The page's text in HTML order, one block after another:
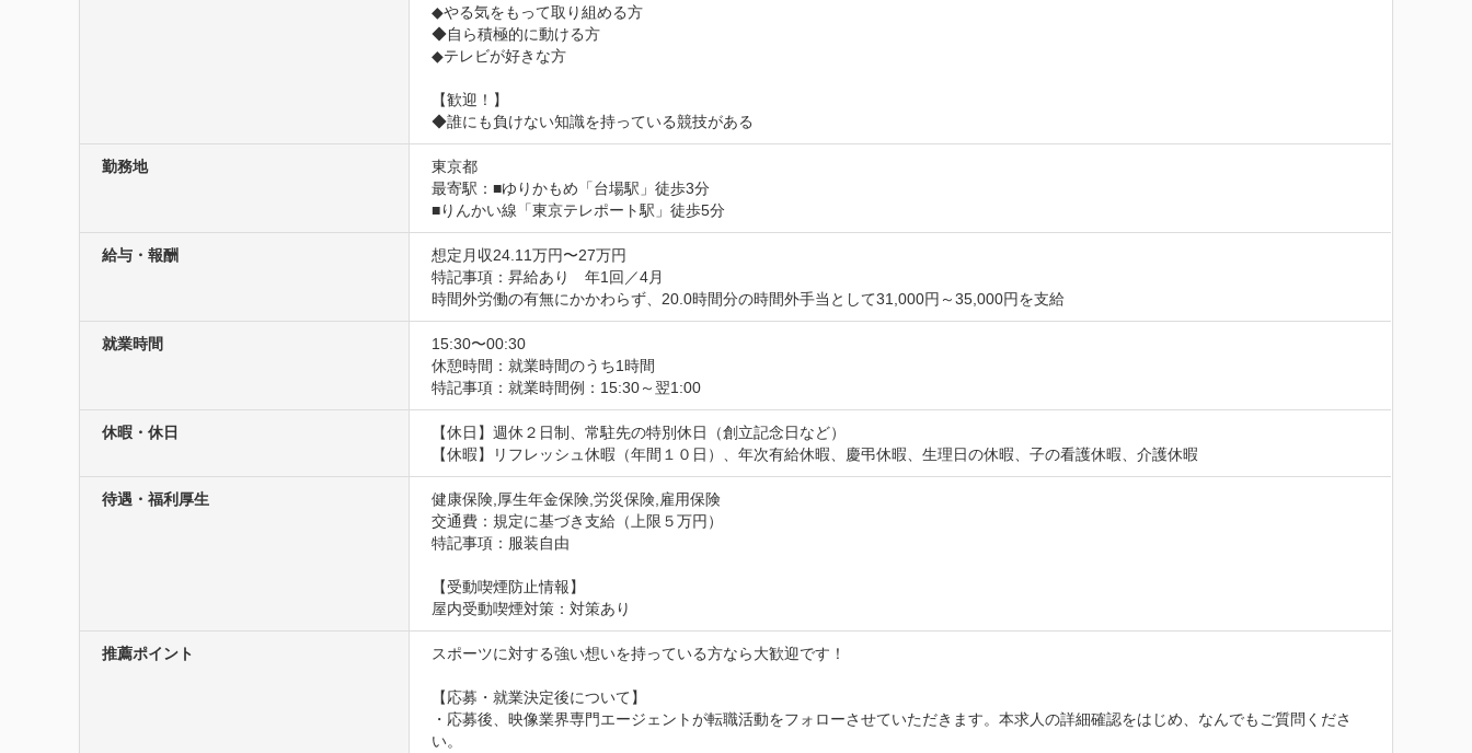
◆やる気をもって取り組める方
◆自ら積極的に動ける方
◆テレビが好きな方
【歓迎！】
◆誰にも負けない知識を持っている競技がある
勤務地
東京都
最寄駅：■ゆりかもめ「台場駅」徒歩3分
■りんかい線「東京テレポート駅」徒歩5分
給与・報酬
想定月収24.11万円〜27万円
特記事項：昇給あり　年1回／4月
時間外労働の有無にかかわらず、20.0時間分の時間外手当として31,000円～35,000円を支給
就業時間
15:30〜00:30
休憩時間：就業時間のうち1時間
特記事項：就業時間例：15:30～翌1:00
休暇・休日
【休日】週休２日制、常駐先の特別休日（創立記念日など）
【休暇】リフレッシュ休暇（年間１０日）、年次有給休暇、慶弔休暇、生理日の休暇、子の看護休暇、介護休暇
待遇・福利厚生
健康保険,厚生年金保険,労災保険,雇用保険
交通費：規定に基づき支給（上限５万円）
特記事項：服装自由
【受動喫煙防止情報】
屋内受動喫煙対策：対策あり
推薦ポイント スポーツに対する強い想いを持っている方なら大歓迎です！
【応募・就業決定後について】
・応募後、映像業界専門エージェントが転職活動をフォローさせていただきます。本求人の詳細確認をはじめ、なんでもご質問くださ
い。